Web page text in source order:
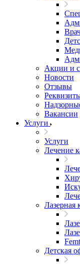
Акции и
Новости
Отзывы
Вакансии
Услуги
Услуги
Лечение
Лазерная
Детская